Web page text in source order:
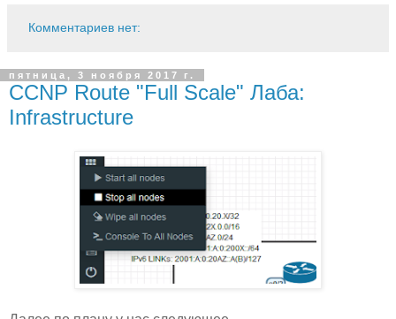
Комментариев нет:
пятница, 3 ноября 2017 г.
CCNP Route "Full Scale" Лаба:
Infrastructure